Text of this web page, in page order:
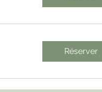
Réserver